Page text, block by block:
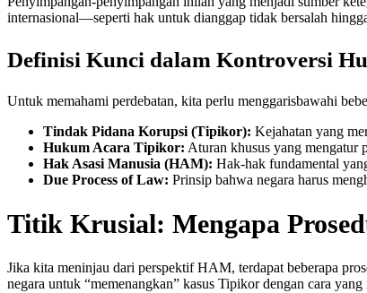
internasional—seperti hak untuk dianggap tidak bersalah
Definisi Kunci dalam Kontroversi
Untuk memahami perdebatan, kita perlu menggarisbawahi
Tindak Pidana Korupsi (Tipikor): Kejahatan yang
Hukum Acara Tipikor: Aturan khusus yang mengatur
Hak Asasi Manusia (HAM): Hak-hak fundamental
Due Process of Law: Prinsip bahwa negara harus
Titik Krusial: Mengapa
Jika kita meninjau dari perspektif HAM, terdapat beberapa
negara untuk “memenangkan” kasus Tipikor dengan cara